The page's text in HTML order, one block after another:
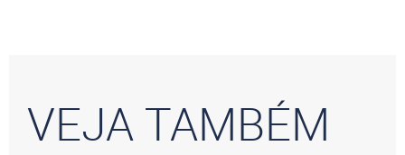
VEJA TAMBÉM